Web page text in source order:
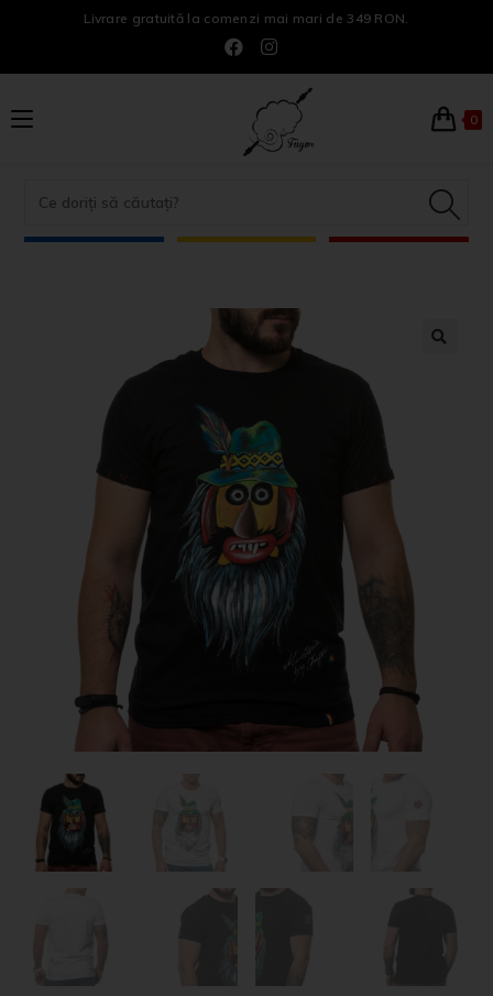
Livrare gratuită la comenzi mai mari de 349 RON.
0